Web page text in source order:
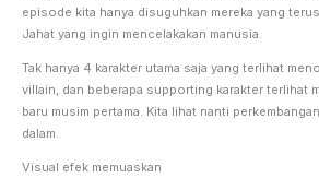
episode kita hanya disuguhkan mereka yang
Jahat yang ingin mencelakakan manusia.
Tak hanya 4 karakter utama saja yang terlihat
villain, dan beberapa supporting karakter terlihat
baru musim pertama. Kita lihat nanti
dalam.
Visual efek memuaskan